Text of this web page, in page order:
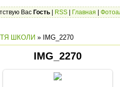
Вас Гость RSS Главная
ШКОЛИ » IMG_2270
IMG_2270